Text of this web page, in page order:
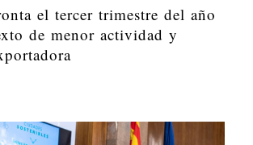
el tercer trimestre del año
de menor actividad y